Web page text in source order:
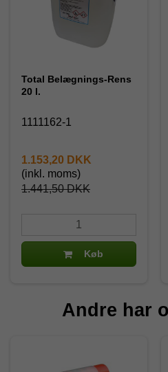
Total Belægnings-Rens
20 l.
1111162-1
1.441,50 DKK
1.153,20 DKK
(inkl. moms)
Køb
Andre har